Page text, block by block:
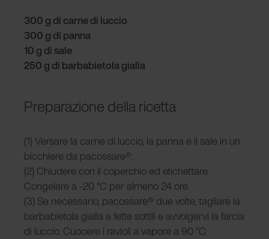
300 g di carne di luccio
300 g di panna
10 g di sale
250 g di barbabietola gialla
Preparazione della ricetta
(1) Versare la carne di luccio, la panna e il sale in un
bicchiere da pacossare®.
(2) Chiudere con il coperchio ed etichettare.
Congelare a -20 °C per almeno 24 ore.
(3) Se necessario, pacossare® due volte, tagliare la
barbabietola gialla a fette sottili e avvolgervi la farcia
di luccio. Cuocere i ravioli a vapore a 90 °C.